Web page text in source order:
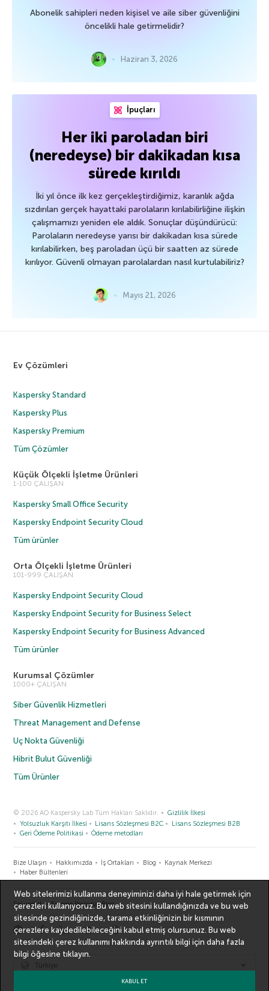
Abonelik sahipleri neden kişisel ve aile siber güvenliğini
öncelikli hale getirmelidir?
Haziran 3, 2026
İpuçları
Her iki paroladan biri
(neredeyse) bir dakikadan kısa
sürede kırıldı
İki yıl önce ilk kez gerçekleştirdiğimiz, karanlık ağda
sızdırılan gerçek hayattaki parolaların kırılabilirliğine ilişkin
çalışmamızı yeniden ele aldık. Sonuçlar düşündürücü:
Parolaların neredeyse yarısı bir dakikadan kısa sürede
kırılabilirken, beş paroladan üçü bir saatten az sürede
kırılıyor. Güvenli olmayan parolalardan nasıl kurtulabiliriz?
Mayıs 21, 2026
Ev Çözümleri
Kaspersky Standard
Kaspersky Plus
Kaspersky Premium
Tüm Çözümler
Küçük Ölçekli İşletme Ürünleri
1-100 ÇALIŞAN
Kaspersky Small Office Security
Kaspersky Endpoint Security Cloud
Tüm ürünler
Orta Ölçekli İşletme Ürünleri
101-999 ÇALIŞAN
Kaspersky Endpoint Security Cloud
Kaspersky Endpoint Security for Business Select
Kaspersky Endpoint Security for Business Advanced
Tüm ürünler
Kurumsal Çözümler
1000+ ÇALIŞAN
Siber Güvenlik Hizmetleri
Threat Management and Defense
Uç Nokta Güvenliği
Hibrit Bulut Güvenliği
Tüm Ürünler
© 2026 AO Kaspersky Lab Tüm Hakları Saklıdır.
Gizlilik İlkesi
Yolsuzluk Karşıtı İlkesi
Lisans Sözleşmesi B2C
Lisans Sözleşmesi B2B
Geri Ödeme Politikasi
Ödeme metodları
Bize Ulaşın Hakkımızda İş Ortakları Blog
Kaynak Merkezi
Haber Bültenleri
Securelist Eugene Personal Blog
Türkiye
Web sitelerimizi kullanma deneyiminizi daha iyi hale getirmek için
çerezleri kullanıyoruz. Bu web sitesini kullandığınızda ve bu web
sitesinde gezindiğinizde, tarama etkinliğinizin bir kısmının
çerezlere kaydedilebileceğini kabul etmiş olursunuz. Bu web
sitesindeki çerez kullanımı hakkında ayrıntılı bilgi içindaha fazla
bilgi öğesine tıklayın.
KABUL ET